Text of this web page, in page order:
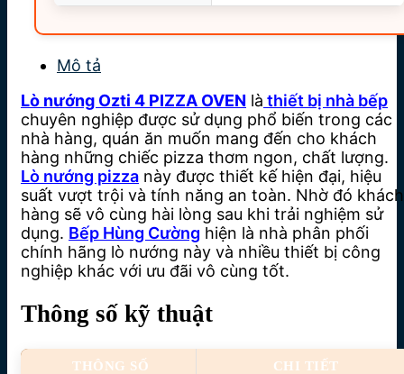
Mô tả
Lò nướng Ozti 4 PIZZA OVEN là thiết bị nhà bếp
chuyên nghiệp được sử dụng phổ biến trong các
nhà hàng, quán ăn muốn mang đến cho khách
hàng những chiếc pizza thơm ngon, chất lượng.
Lò nướng pizza này được thiết kế hiện đại, hiệu
suất vượt trội và tính năng an toàn. Nhờ đó khách
hàng sẽ vô cùng hài lòng sau khi trải nghiệm sử
dụng. Bếp Hùng Cường hiện là nhà phân phối
chính hãng lò nướng này và nhiều thiết bị công
nghiệp khác với ưu đãi vô cùng tốt.
Thông số kỹ thuật
THÔNG SỐ CHI TIẾT